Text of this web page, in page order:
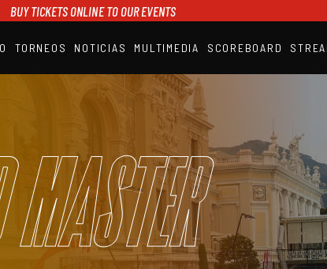
BUY TICKETS ONLINE TO OUR EVENTS
TORNEOS NOTICIAS MULTIMEDIA SCOREBOARD
RANKING
SCOREBOARD
STREAMING